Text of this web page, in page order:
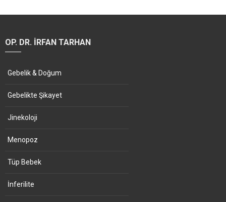
OP. DR. İRFAN TARHAN
Gebelik & Doğum
Gebelikte Şikayet
Jinekoloji
Menopoz
Tüp Bebek
İnferilite